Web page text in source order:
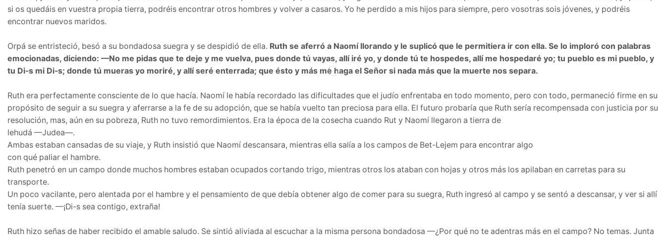
si os quedáis en vuestra propia tierra, podréis encontrar otros hombres y volver a casaros. Yo he perdido a mis hijos para siempre, pero vosotras sois jóvenes, y podréis
encontrar nuevos maridos.
Orpá se entristeció, besó a su bondadosa suegra y se despidió de ella. Ruth se aferró a Naomí llorando y le suplicó que le permitiera ir con ella. Se lo imploró con palabras
emocionadas, diciendo: —No me pidas que te deje y me vuelva, pues donde tú vayas, allí iré yo, y donde tú te hospedes, allí me hospedaré yo; tu pueblo es mi pueblo, y
tu Di-s mi Di-s; donde tú mueras yo moriré, y allí seré enterrada; que ésto y más me haga el Señor si nada más que la muerte nos separa.
Ruth era perfectamente consciente de lo que hacía. Naomí le había recordado las dificultades que el judío enfrentaba en todo momento, pero con todo, permaneció firme en su
propósito de seguir a su suegra y aferrarse a la fe de su adopción, que se había vuelto tan preciosa para ella. El futuro probaría que Ruth sería recompensada con justicia por su
resolución, mas, aún en su pobreza, Ruth no tuvo remordimientos. Era la época de la cosecha cuando Rut y Naomí llegaron a tierra de
lehudá —Judea—.
Ambas estaban cansadas de su viaje, y Ruth insistió que Naomí descansara, mientras ella salía a los campos de Bet-Lejem para encontrar algo
con qué paliar el hambre.
Ruth penetró en un campo donde muchos hombres estaban ocupados cortando trigo, mientras otros los ataban con hojas y otros más los apilaban en carretas para su
transporte.
Un poco vacilante, pero alentada por el hambre y el pensamiento de que debía obtener algo de comer para su suegra, Ruth ingresó al campo y se sentó a descansar, y ver si allí
tenía suerte. —¡Di-s sea contigo, extraña!
Ruth hizo señas de haber recibido el amable saludo. Se sintió aliviada al escuchar a la misma persona bondadosa —¿Por qué no te adentras más en el campo? No temas. Junta